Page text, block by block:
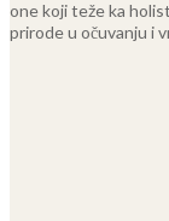
one koji teže ka
prirode u očuvanju i